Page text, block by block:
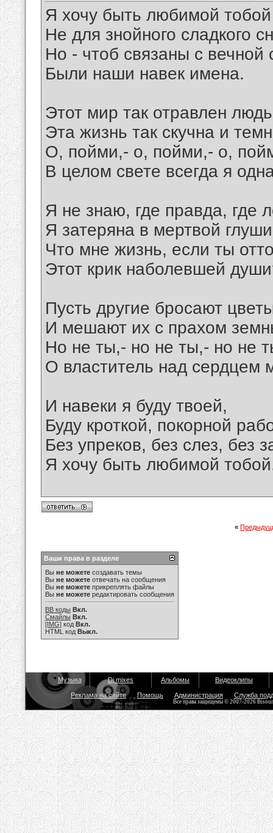
Я хочу быть любимой тобой
Не для знойного сладкого
Но - чтоб связаны с вечной
Были наши навек имена.
Этот мир так отравлен
Эта жизнь так скучна и
О, пойми,- о, пойми,- о,
В целом свете всегда я
Я не знаю, где правда, где
Я затеряна в мертвой
Что мне жизнь, если ты
Этот крик наболевшей
Пусть другие бросают
И мешают их с прахом
Но не ты,- но не ты,- но не
О властитель над сердцем
И навеки я буду твоей,
Буду кроткой, покорной
Без упреков, без слез, без
Я хочу быть любимой
«
Ваши права в разделе
Вы не можете создавать темы
Вы не можете отвечать на сообщения
Вы не можете прикреплять файлы
Вы не можете редактировать сообщения
BB коды Вкл.
Смайлы Вкл.
[IMG] код Вкл.
HTML код Выкл.
Музыка Dj mixes Альбомы Видеоклипы
Реклама на сайте Помощь Администрация Служба
Все права защищены © 2007-2026